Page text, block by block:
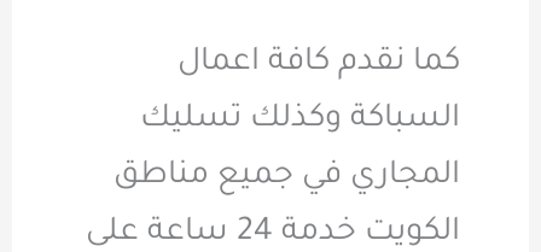
كما نقدم كافة اعمال
السباكة وكذلك تسليك
المجاري في جميع مناطق
الكويت خدمة 24 ساعة على